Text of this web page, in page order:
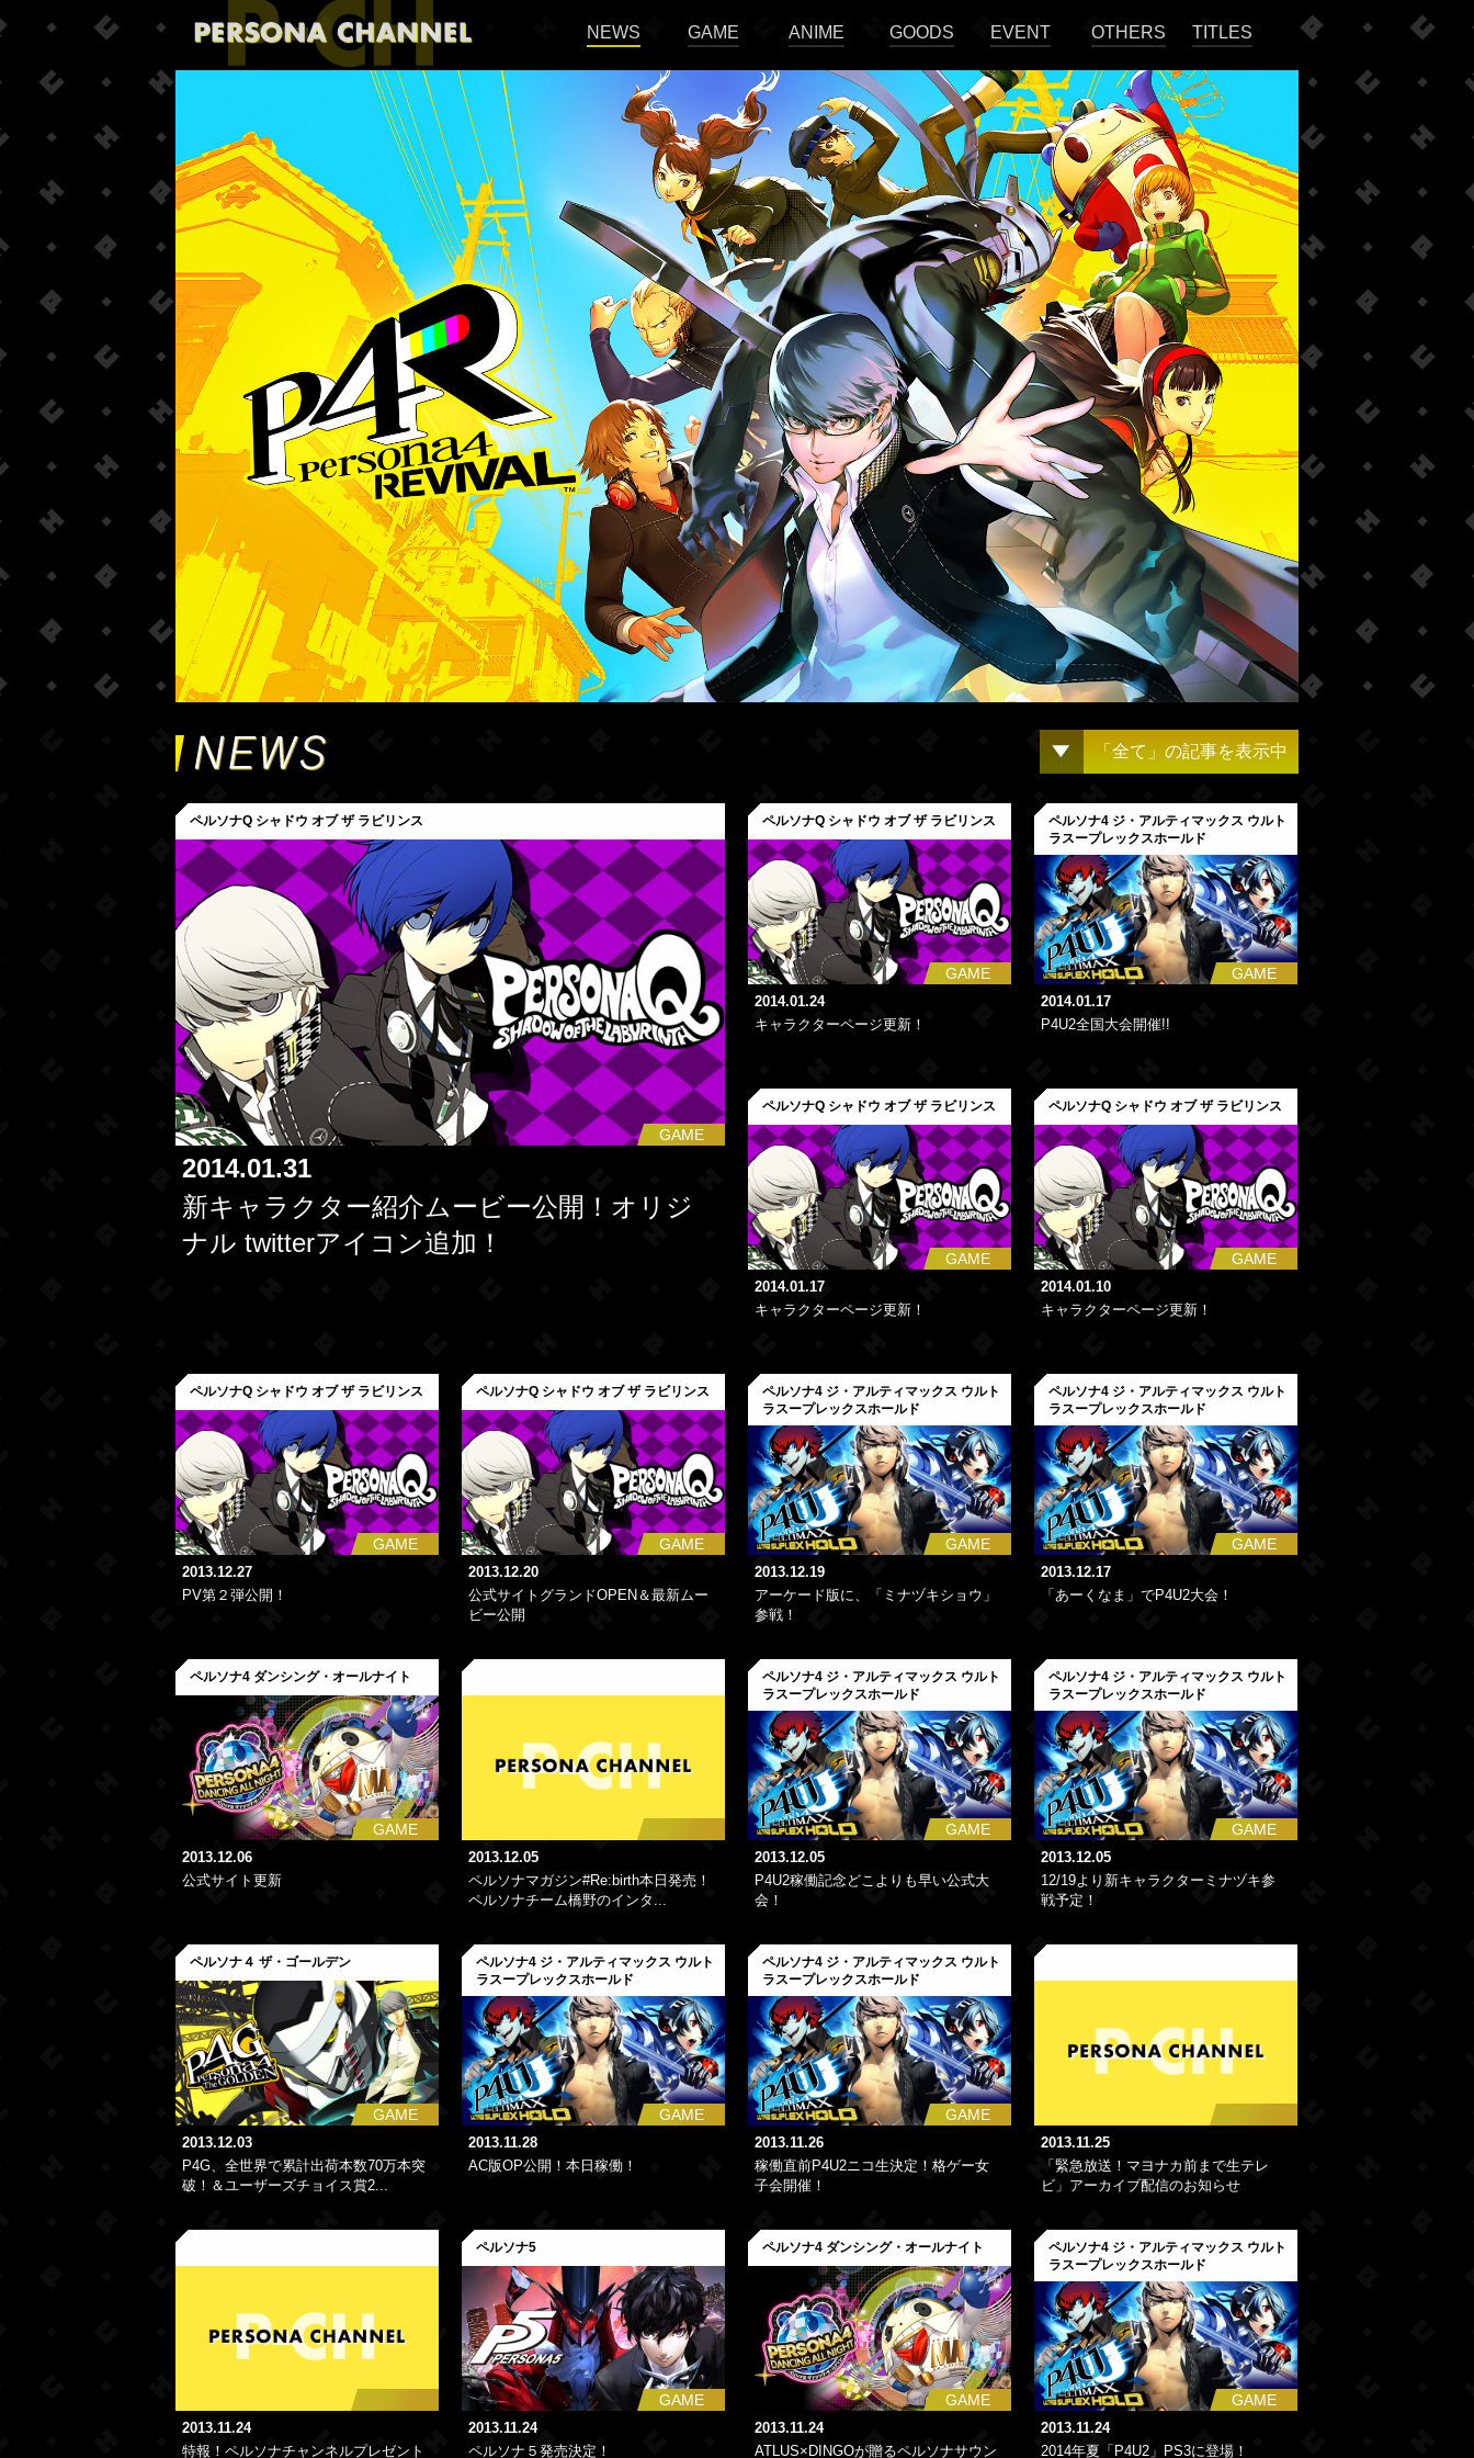
NEWS GAME ANIME GOODS EVENT OTHERS TITLES
「全て」の記事を表示中
ペルソナQ シャドウ オブ ザ ラビリンス
GAME
2014.01.31
新キャラクター紹介ムービー公開！オリジ
ナル twitterアイコン追加！
ペルソナQ シャドウ オブ ザ ラビリンス
GAME
2014.01.24
キャラクターページ更新！
ペルソナ4 ジ・アルティマックス ウルト
ラスープレックスホールド
GAME
2014.01.17
P4U2全国大会開催!!
ペルソナQ シャドウ オブ ザ ラビリンス
GAME
2014.01.17
キャラクターページ更新！
ペルソナQ シャドウ オブ ザ ラビリンス
GAME
2014.01.10
キャラクターページ更新！
ペルソナQ シャドウ オブ ザ ラビリンス
GAME
2013.12.27
PV第２弾公開！
ペルソナQ シャドウ オブ ザ ラビリンス
GAME
2013.12.20
公式サイトグランドOPEN＆最新ムー
ビー公開
ペルソナ4 ジ・アルティマックス ウルト
ラスープレックスホールド
GAME
2013.12.19
アーケード版に、「ミナヅキショウ」
参戦！
ペルソナ4 ジ・アルティマックス ウルト
ラスープレックスホールド
GAME
2013.12.17
「あーくなま」でP4U2大会！
ペルソナ4 ダンシング・オールナイト
GAME
2013.12.06
公式サイト更新
2013.12.05
ペルソナマガジン#Re:birth本日発売！
ペルソナチーム橋野のインタ...
ペルソナ4 ジ・アルティマックス ウルト
ラスープレックスホールド
GAME
2013.12.05
P4U2稼働記念どこよりも早い公式大
会！
ペルソナ4 ジ・アルティマックス ウルト
ラスープレックスホールド
GAME
2013.12.05
12/19より新キャラクターミナヅキ参
戦予定！
ペルソナ４ ザ・ゴールデン
GAME
2013.12.03
P4G、全世界で累計出荷本数70万本突
破！＆ユーザーズチョイス賞2...
ペルソナ4 ジ・アルティマックス ウルト
ラスープレックスホールド
GAME
2013.11.28
AC版OP公開！本日稼働！
ペルソナ4 ジ・アルティマックス ウルト
ラスープレックスホールド
GAME
2013.11.26
稼働直前P4U2ニコ生決定！格ゲー女
子会開催！
2013.11.25
「緊急放送！マヨナカ前まで生テレ
ビ」アーカイブ配信のお知らせ
2013.11.24
特報！ペルソナチャンネルプレゼント
ペルソナ5
GAME
2013.11.24
ペルソナ５発売決定！
ペルソナ4 ダンシング・オールナイト
GAME
2013.11.24
ATLUS×DINGOが贈るペルソナサウン
ペルソナ4 ジ・アルティマックス ウルト
ラスープレックスホールド
GAME
2013.11.24
2014年夏「P4U2」PS3に登場！